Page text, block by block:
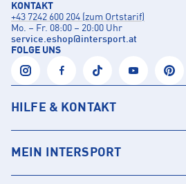
KONTAKT
+43 7242 600 204 (zum Ortstarif)
Mo. – Fr. 08:00 – 20:00 Uhr
service.eshop@intersport.at
FOLGE UNS
HILFE & KONTAKT
MEIN INTERSPORT